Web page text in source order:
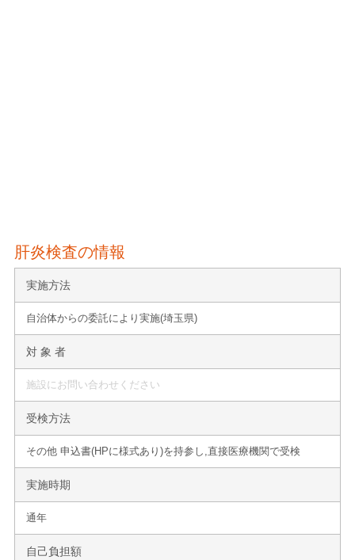
肝炎検査の情報
実施方法
自治体からの委託により実施(埼玉県)
対 象 者
施設にお問い合わせください
受検方法
その他 申込書(HPに様式あり)を持参し,直接医療機関で受検
実施時期
通年
自己負担額